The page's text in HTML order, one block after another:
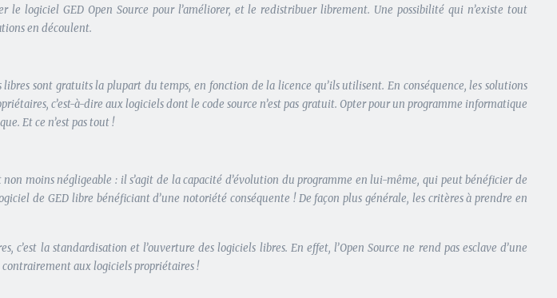
logiciel GED Open Source pour l’améliorer, et le redistribuer librement. Une possibilité qui n’existe tout
en découlent.
sont gratuits la plupart du temps, en fonction de la licence qu’ils utilisent. En conséquence, les solutions
c’est-à-dire aux logiciels dont le code source n’est pas gratuit. Opter pour un programme informatique
Et ce n’est pas tout !
moins négligeable : il s’agit de la capacité d’évolution du programme en lui-même, qui peut bénéficier de
de GED libre bénéficiant d’une notoriété conséquente ! De façon plus générale, les critères à prendre en
la standardisation et l’ouverture des logiciels libres. En effet, l’Open Source ne rend pas esclave d’une
aux logiciels propriétaires !